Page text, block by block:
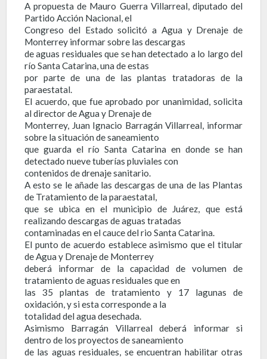
A propuesta de Mauro Guerra Villarreal, diputado del
Partido Acción Nacional, el
Congreso del Estado solicitó a Agua y Drenaje de
Monterrey informar sobre las descargas
de aguas residuales que se han detectado a lo largo del
río Santa Catarina, una de estas
por parte de una de las plantas tratadoras de la
paraestatal.
El acuerdo, que fue aprobado por unanimidad, solicita
al director de Agua y Drenaje de
Monterrey, Juan Ignacio Barragán Villarreal, informar
sobre la situación de saneamiento
que guarda el río Santa Catarina en donde se han
detectado nueve tuberías pluviales con
contenidos de drenaje sanitario.
A esto se le añade las descargas de una de las Plantas
de Tratamiento de la paraestatal,
que se ubica en el municipio de Juárez, que está
realizando descargas de aguas tratadas
contaminadas en el cauce del rio Santa Catarina.
El punto de acuerdo establece asimismo que el titular
de Agua y Drenaje de Monterrey
deberá informar de la capacidad de volumen de
tratamiento de aguas residuales que en
las 35 plantas de tratamiento y 17 lagunas de
oxidación, y si esta corresponde a la
totalidad del agua desechada.
Asimismo Barragán Villarreal deberá informar si
dentro de los proyectos de saneamiento
de las aguas residuales, se encuentran habilitar otras